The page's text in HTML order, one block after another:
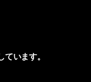
います。